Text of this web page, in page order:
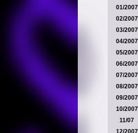
01/2007
02/2007
03/2007
04/2007
05/2007
06/2007
07/2007
08/2007
09/2007
10/2007
11/07
12/2007